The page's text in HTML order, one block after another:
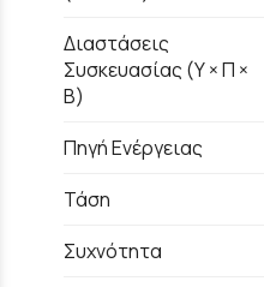
Διαστάσεις
Συσκευασίας (Υ × Π ×
Β)
Πηγή Ενέργειας
Τάση
Συχνότητα